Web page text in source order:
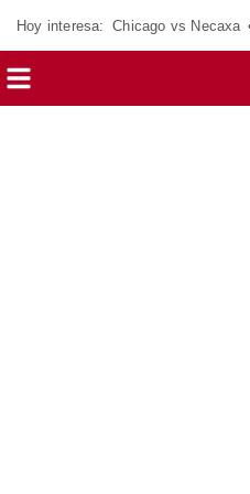
Hoy interesa: Chicago vs Necaxa